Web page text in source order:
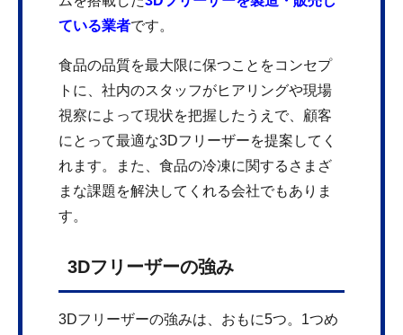
ている業者です。
食品の品質を最大限に保つことをコンセプ
トに、社内のスタッフがヒアリングや現場
視察によって現状を把握したうえで、顧客
にとって最適な3Dフリーザーを提案してく
れます。また、食品の冷凍に関するさまざ
まな課題を解決してくれる会社でもありま
す。
3Dフリーザーの強み
3Dフリーザーの強みは、おもに5つ。1つめ